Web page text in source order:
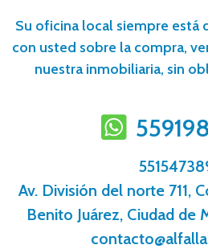
Su oficina local siempre está
con usted sobre la compra,
nuestra inmobiliaria, sin
Av. División del norte 711,
Benito Juárez, Ciudad de